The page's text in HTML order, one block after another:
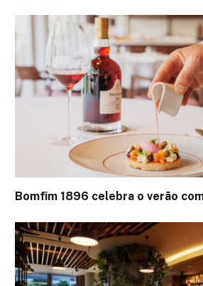
Bomfim 1896 celebra o verão